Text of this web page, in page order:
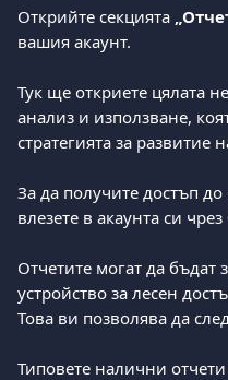
Открийте секцията
вашия акаунт.
Тук ще откриете цялата
анализ и използване,
стратегията за развитие
За да получите достъп
влезете в акаунта си
Отчетите могат да бъдат
устройство за лесен
Това ви позволява да
Типовете налични